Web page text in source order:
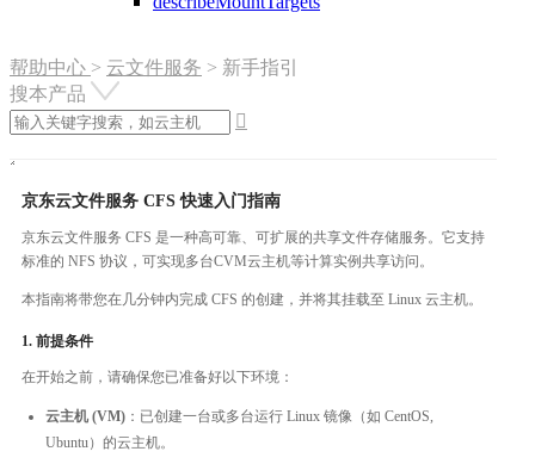
帮助中心 > 云文件服务 > 新手指引
搜本产品

京东云文件服务 CFS 快速入门指南
京东云文件服务 CFS 是一种高可靠、可扩展的共享文件存储服务。它支持
标准的 NFS 协议，可实现多台CVM云主机等计算实例共享访问。
本指南将带您在几分钟内完成 CFS 的创建，并将其挂载至 Linux 云主机。
1. 前提条件
在开始之前，请确保您已准备好以下环境：
云主机 (VM) ：已创建一台或多台运行 Linux 镜像（如 CentOS,
Ubuntu）的云主机。